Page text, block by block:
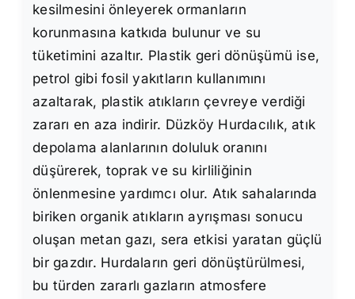
kesilmesini önleyerek ormanların
korunmasına katkıda bulunur ve su
tüketimini azaltır. Plastik geri dönüşümü ise,
petrol gibi fosil yakıtların kullanımını
azaltarak, plastik atıkların çevreye verdiği
zararı en aza indirir. Düzköy Hurdacılık, atık
depolama alanlarının doluluk oranını
düşürerek, toprak ve su kirliliğinin
önlenmesine yardımcı olur. Atık sahalarında
biriken organik atıkların ayrışması sonucu
oluşan metan gazı, sera etkisi yaratan güçlü
bir gazdır. Hurdaların geri dönüştürülmesi,
bu türden zararlı gazların atmosfere